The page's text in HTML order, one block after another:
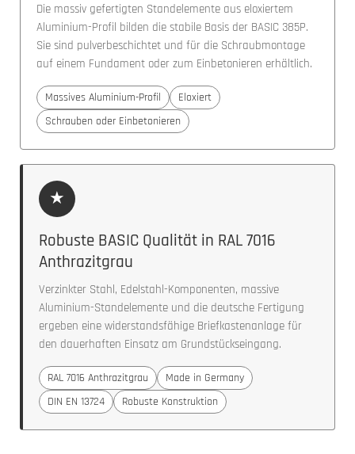
Die massiv gefertigten Standelemente aus eloxiertem
Aluminium-Profil bilden die stabile Basis der BASIC 385P.
Sie sind pulverbeschichtet und für die Schraubmontage
auf einem Fundament oder zum Einbetonieren erhältlich.
Massives Aluminium-Profil
Eloxiert
Schrauben oder Einbetonieren
★
Robuste BASIC Qualität in RAL 7016
Anthrazitgrau
Verzinkter Stahl, Edelstahl-Komponenten, massive
Aluminium-Standelemente und die deutsche Fertigung
ergeben eine widerstandsfähige Briefkastenanlage für
den dauerhaften Einsatz am Grundstückseingang.
RAL 7016 Anthrazitgrau
Made in Germany
DIN EN 13724
Robuste Konstruktion